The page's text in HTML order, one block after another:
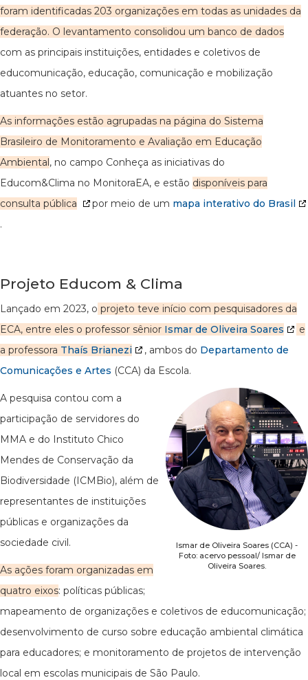
foram identificadas 203 organizações em todas as unidades da
federação. O levantamento consolidou um banco de dados
com as principais instituições, entidades e coletivos de
educomunicação, educação, comunicação e mobilização
atuantes no setor.
As informações estão agrupadas na página do Sistema
Brasileiro de Monitoramento e Avaliação em Educação
Ambiental, no campo Conheça as iniciativas do
Educom&Clima no MonitoraEA, e estão disponíveis para
consulta pública
por meio de um mapa interativo do Brasil
.
Projeto Educom & Clima
Lançado em 2023, o projeto teve início com pesquisadores da
ECA, entre eles o professor sênior Ismar de Oliveira Soares
e
a professora Thaís Brianezi , ambos do Departamento de
Comunicações e Artes (CCA) da Escola.
Ismar de Oliveira Soares (CCA) -
Foto: acervo pessoal/ Ismar de
Oliveira Soares.
A pesquisa contou com a
participação de servidores do
MMA e do Instituto Chico
Mendes de Conservação da
Biodiversidade (ICMBio), além de
representantes de instituições
públicas e organizações da
sociedade civil.
As ações foram organizadas em
quatro eixos: políticas públicas;
mapeamento de organizações e coletivos de educomunicação;
desenvolvimento de curso sobre educação ambiental climática
para educadores; e monitoramento de projetos de intervenção
local em escolas municipais de São Paulo.